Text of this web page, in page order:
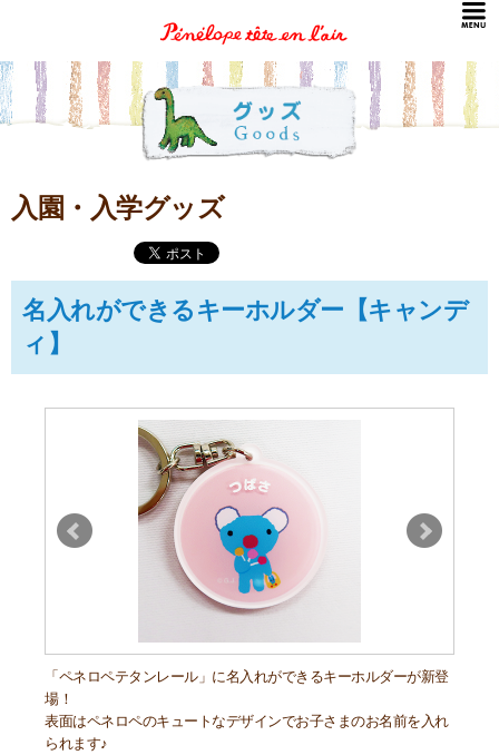
入園・入学グッズ
名入れができるキーホルダー【キャンデ
ィ】
「ペネロペテタンレール」に名入れができるキーホルダーが新登
場！
表面はペネロペのキュートなデザインでお子さまのお名前を入れ
られます♪